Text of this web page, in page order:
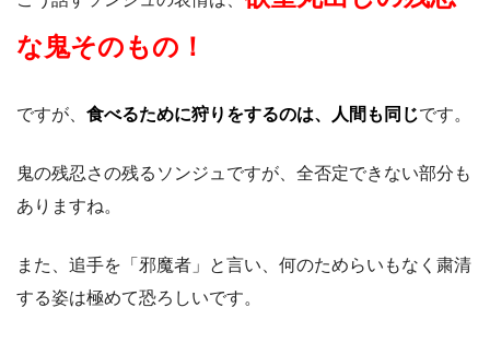
な鬼そのもの！
ですが、 食べるために狩りをするのは、人間も同じです。
鬼の残忍さの残るソンジュですが、全否定できない部分も
ありますね。
また、追手を「邪魔者」と言い、何のためらいもなく粛清
する姿は極めて恐ろしいです。